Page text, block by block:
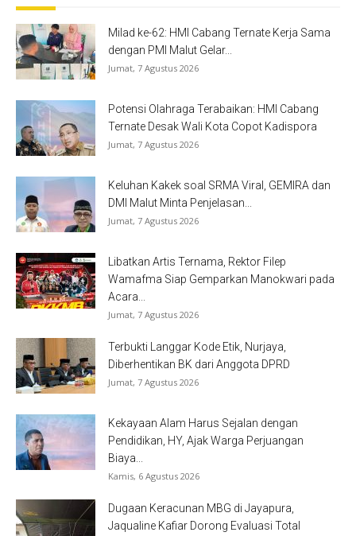
Milad ke-62: HMI Cabang Ternate Kerja Sama
dengan PMI Malut Gelar...
Jumat, 7 Agustus 2026
Potensi Olahraga Terabaikan: HMI Cabang
Ternate Desak Wali Kota Copot Kadispora
Jumat, 7 Agustus 2026
Keluhan Kakek soal SRMA Viral, GEMIRA dan
DMI Malut Minta Penjelasan...
Jumat, 7 Agustus 2026
Libatkan Artis Ternama, Rektor Filep
Wamafma Siap Gemparkan Manokwari pada
Acara...
Jumat, 7 Agustus 2026
Terbukti Langgar Kode Etik, Nurjaya,
Diberhentikan BK dari Anggota DPRD
Jumat, 7 Agustus 2026
Kekayaan Alam Harus Sejalan dengan
Pendidikan, HY, Ajak Warga Perjuangan
Biaya...
Kamis, 6 Agustus 2026
Dugaan Keracunan MBG di Jayapura,
Jaqualine Kafiar Dorong Evaluasi Total